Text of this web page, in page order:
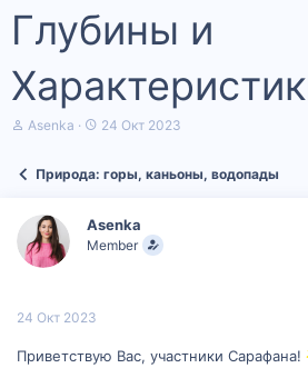
Глубины и
А
м
ы
Asenka
Д
а
ч
а
24 Окт 2023
Природа: горы, каньоны, водопады
Asenka
Member
24 Окт 2023
Приветствую Вас, участники Сарафана!